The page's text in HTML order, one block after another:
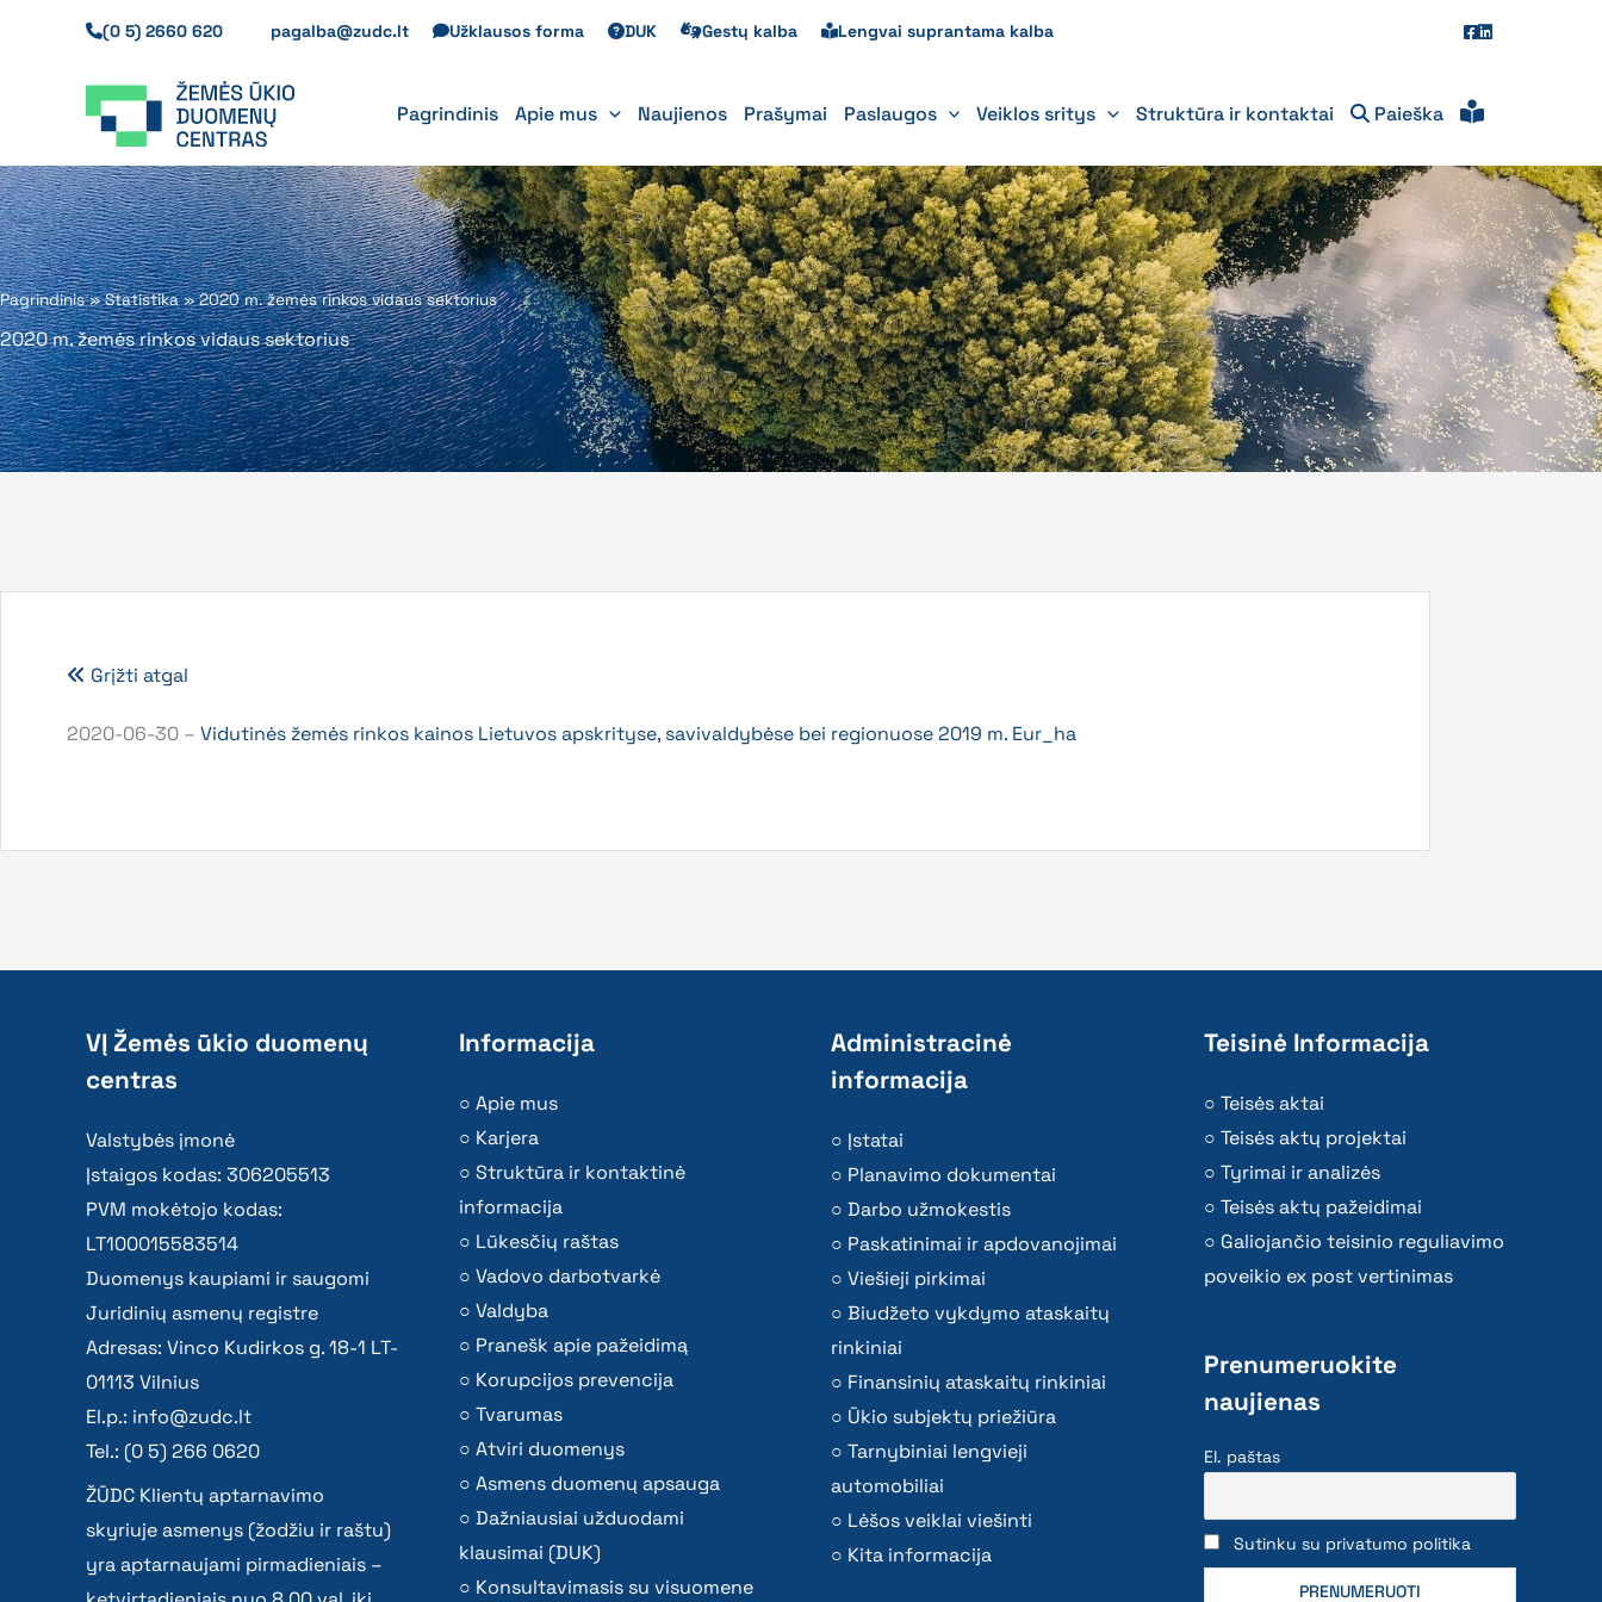
(0 5) 2660 620 pagalba@zudc.lt Užklausos forma DUK Gestų kalba Lengvai suprantama kalba
Pagrindinis Apie mus Naujienos Prašymai Paslaugos Veiklos sritys Struktūra ir kontaktai Paieška
Pagrindinis»Statistika»2020 m. žemės rinkos vidaus sektorius
2020 m. žemės rinkos vidaus sektorius
Grįžti atgal
2020-06-30 – Vidutinės žemės rinkos kainos Lietuvos apskrityse, savivaldybėse bei regionuose 2019 m. Eur_ha
VĮ Žemės ūkio duomenų
centras
Valstybės įmonė
Įstaigos kodas: 306205513
PVM mokėtojo kodas:
LT100015583514
Duomenys kaupiami ir saugomi
Juridinių asmenų registre
Adresas: Vinco Kudirkos g. 18-1 LT-
01113 Vilnius
El.p.: info@zudc.lt
Tel.: (0 5) 266 0620
ŽŪDC Klientų aptarnavimo
skyriuje asmenys (žodžiu ir raštu)
yra aptarnaujami pirmadieniais –
Informacija
Apie mus
Karjera
Struktūra ir kontaktinė
informacija
Lūkesčių raštas
Vadovo darbotvarkė
Valdyba
Pranešk apie pažeidimą
Korupcijos prevencija
Tvarumas
Atviri duomenys
Asmens duomenų apsauga
Dažniausiai užduodami
klausimai (DUK)
Konsultavimasis su visuomene
Administracinė
informacija
Įstatai
Planavimo dokumentai
Darbo užmokestis
Paskatinimai ir apdovanojimai
Viešieji pirkimai
Biudžeto vykdymo ataskaitų
rinkiniai
Finansinių ataskaitų rinkiniai
Ūkio subjektų priežiūra
Tarnybiniai lengvieji
automobiliai
Lėšos veiklai viešinti
Kita informacija
Teisinė Informacija
Teisės aktai
Teisės aktų projektai
Tyrimai ir analizės
Teisės aktų pažeidimai
Galiojančio teisinio reguliavimo
poveikio ex post vertinimas
Prenumeruokite
naujienas
El. paštas
Sutinku su privatumo politika